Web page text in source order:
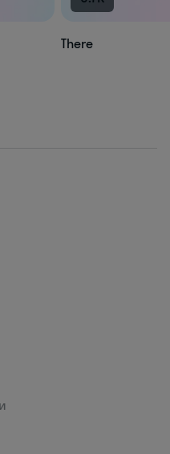
There